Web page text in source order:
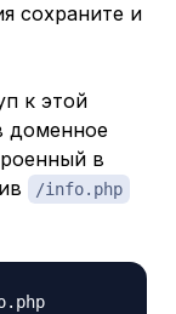
сохраните и
к этой
доменное
в
/info.php